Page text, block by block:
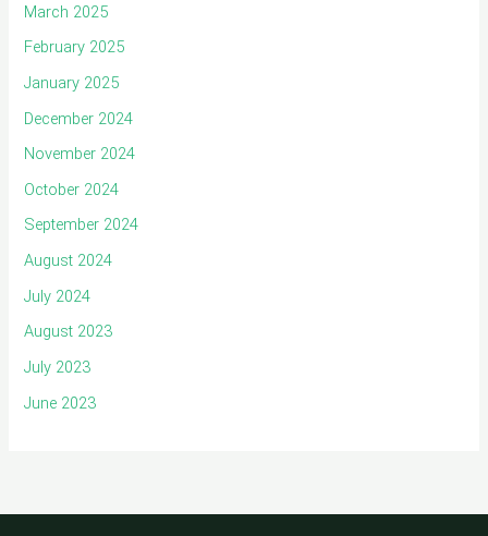
March 2025
February 2025
January 2025
December 2024
November 2024
October 2024
September 2024
August 2024
July 2024
August 2023
July 2023
June 2023